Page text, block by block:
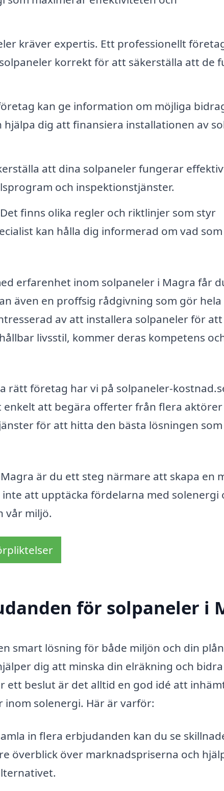
kräver expertis. Ett professionellt
korrekt för att säkerställa att de
kan ge information om möjliga
dig att finansiera installationen av
att dina solpaneler fungerar
och inspektionstjänster.
Det finns olika regler och riktlinjer som styr
kan hålla dig informerad om vad
erfarenhet inom solpaneler i Magra får
även en proffsig rådgivning som gör hela
av att installera solpaneler för
livsstil, kommer deras kompetens
företag har vi på solpaneler-
att begära offerter från flera aktörer
för att hitta den bästa lösningen
är du ett steg närmare att skapa en
att upptäcka fördelarna med solenergi
vår miljö.
för solpaneler i
smart lösning för både miljön och din
dig att minska din elräkning och
ett beslut är det alltid en god idé att
solenergi. Här är varför:
in flera erbjudanden kan du se
överblick över marknadspriserna och